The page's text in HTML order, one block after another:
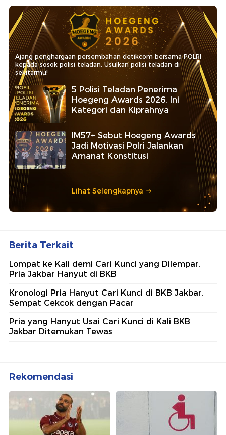
Ajang penghargaan persembahan detikcom bersama POLRI
kepada sosok polisi teladan. Usulkan polisi teladan di
sekitarmu!
5 Polisi Teladan Penerima
Hoegeng Awards 2026, Ini
Kategori dan Kiprahnya
IM57+ Sebut Hoegeng Awards
Jadi Motivasi Polri Jalankan
Amanat Konstitusi
Lihat Selengkapnya
Berita Terkait
Lompat ke Kali demi Cari Kunci yang Dilempar,
Pria Jakbar Hanyut di BKB
Kronologi Pria Hanyut Cari Kunci di BKB Jakbar,
Sempat Cekcok dengan Pacar
Pria yang Hanyut Usai Cari Kunci di Kali BKB
Jakbar Ditemukan Tewas
Rekomendasi